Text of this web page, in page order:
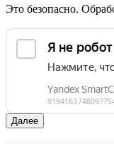
Это безопасно.
Далее